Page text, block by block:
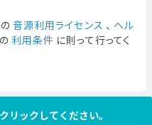
音源利用ライセンス 、 ヘル
利用条件 に則って行ってく
リックしてください。